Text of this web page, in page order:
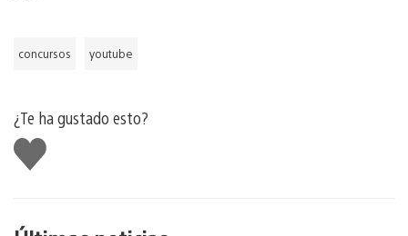
concursos youtube
¿Te ha gustado esto?
Me
gusta